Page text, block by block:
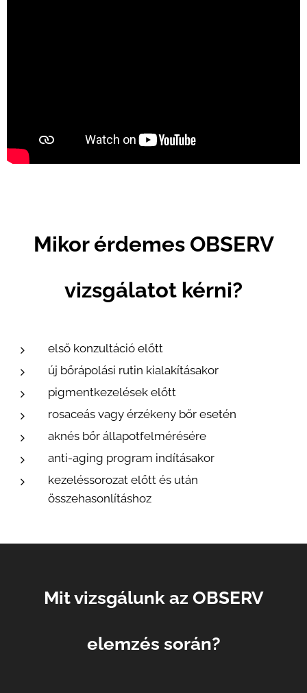
Mikor érdemes OBSERV
vizsgálatot kérni?
első konzultáció előtt
új bőrápolási rutin kialakításakor
pigmentkezelések előtt
rosaceás vagy érzékeny bőr esetén
aknés bőr állapotfelmérésére
anti-aging program indításakor
kezeléssorozat előtt és után
összehasonlításhoz
Mit vizsgálunk az OBSERV
elemzés során?